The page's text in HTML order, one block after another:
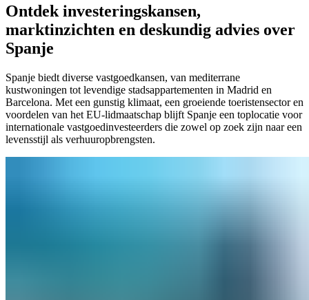
Ontdek investeringskansen,
marktinzichten en deskundig advies over
Spanje
Spanje biedt diverse vastgoedkansen, van mediterrane
kustwoningen tot levendige stadsappartementen in Madrid en
Barcelona. Met een gunstig klimaat, een groeiende toeristensector en
voordelen van het EU-lidmaatschap blijft Spanje een toplocatie voor
internationale vastgoedinvesteerders die zowel op zoek zijn naar een
levensstijl als verhuuropbrengsten.